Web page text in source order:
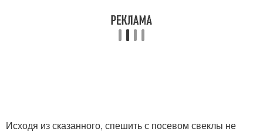
Исходя из сказанного, спешить с посевом свеклы не